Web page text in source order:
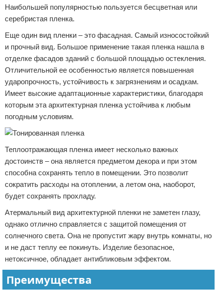
Наибольшей популярностью пользуется бесцветная или
серебристая пленка.
Еще один вид пленки – это фасадная. Самый износостойкий
и прочный вид. Большое применение такая пленка нашла в
отделке фасадов зданий с большой площадью остекления.
Отличительной ее особенностью является повышенная
ударопрочность, устойчивость к загрязнениям и осадкам.
Имеет высокие адаптационные характеристики, благодаря
которым эта архитектурная пленка устойчива к любым
погодным условиям.
Теплоотражающая пленка имеет несколько важных
достоинств – она является предметом декора и при этом
способна сохранять тепло в помещении. Это позволит
сократить расходы на отоплении, а летом она, наоборот,
будет сохранять прохладу.
Атермальный вид архитектурной пленки не заметен глазу,
однако отлично справляется с защитой помещения от
солнечного света. Она не пропустит жару внутрь комнаты, но
и не даст теплу ее покинуть. Изделие безопасное,
нетоксичное, обладает антибликовым эффектом.
Преимущества